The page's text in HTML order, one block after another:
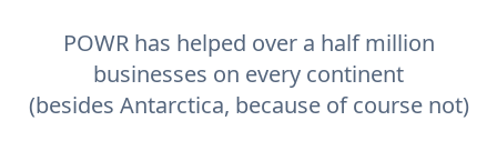
POWR has helped over a half million
businesses on every continent
(besides Antarctica, because of course not)